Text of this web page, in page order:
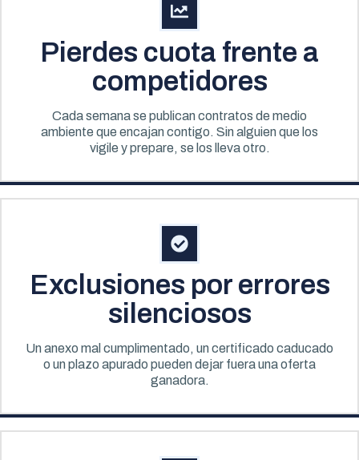
Pierdes cuota frente a
competidores
Cada semana se publican contratos de medio
ambiente que encajan contigo. Sin alguien que los
vigile y prepare, se los lleva otro.
Exclusiones por errores
silenciosos
Un anexo mal cumplimentado, un certificado caducado
o un plazo apurado pueden dejar fuera una oferta
ganadora.